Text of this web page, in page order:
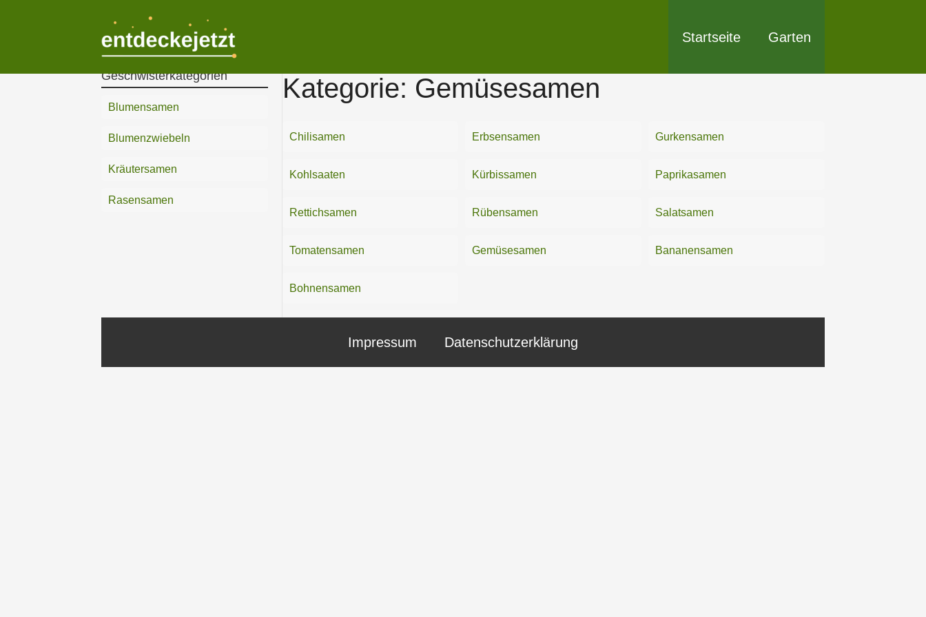
Startseite Garten
Geschwisterkategorien
Blumensamen
Blumenzwiebeln
Kräutersamen
Rasensamen
Kategorie: Gemüsesamen
Chilisamen Erbsensamen Gurkensamen
Kohlsaaten Kürbissamen Paprikasamen
Rettichsamen Rübensamen Salatsamen
Tomatensamen Gemüsesamen Bananensamen
Bohnensamen
Impressum Datenschutzerklärung